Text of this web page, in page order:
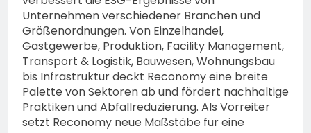
Unternehmen verschiedener Branchen und
Größenordnungen. Von Einzelhandel,
Gastgewerbe, Produktion, Facility Management,
Transport & Logistik, Bauwesen, Wohnungsbau
bis Infrastruktur deckt Reconomy eine breite
Palette von Sektoren ab und fördert nachhaltige
Praktiken und Abfallreduzierung. Als Vorreiter
setzt Reconomy neue Maßstäbe für eine